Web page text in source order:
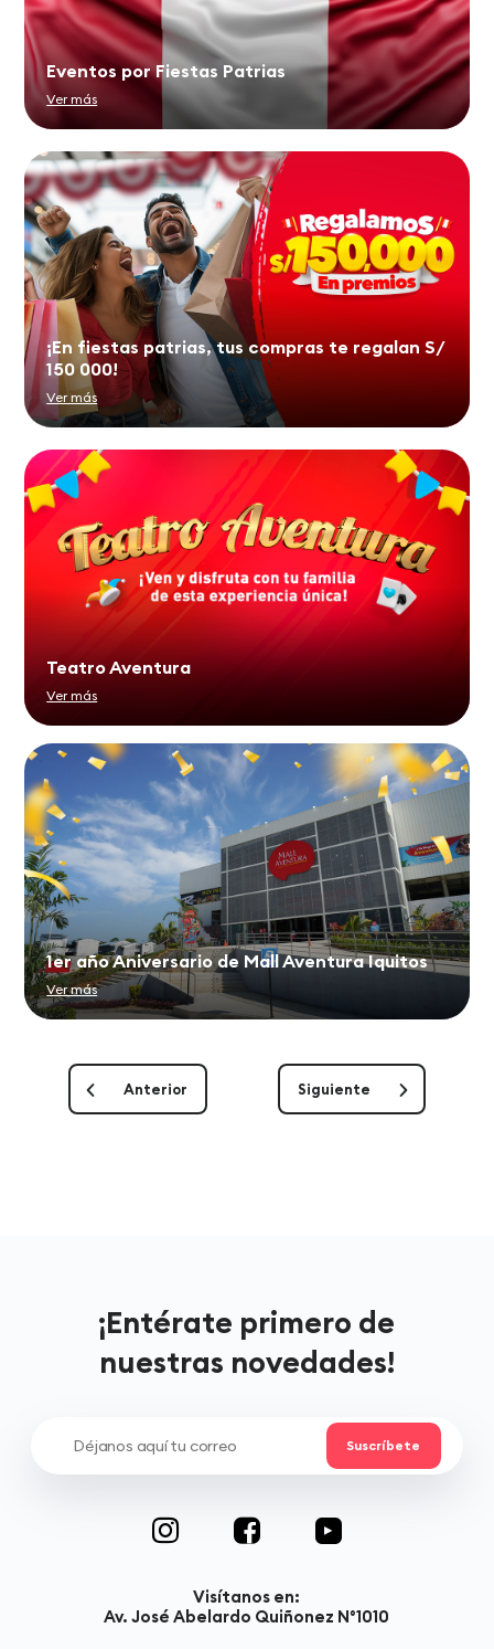
Eventos por Fiestas Patrias
Ver más
¡En fiestas patrias, tus compras te regalan S/
150 000!
Ver más
Teatro Aventura
Ver más
1er año Aniversario de Mall Aventura Iquitos
Ver más
Anterior Siguiente
¡Entérate primero de
nuestras novedades!
Visítanos en:
Av. José Abelardo Quiñonez N°1010